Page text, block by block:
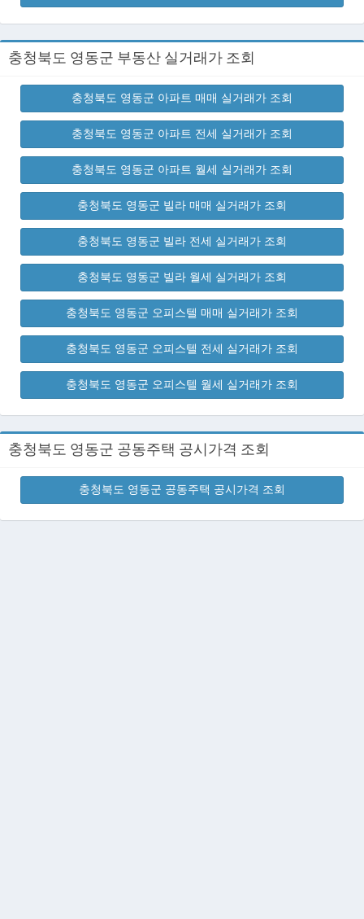
충청북도 영동군 부동산 실거래가 조회
충청북도 영동군 아파트 매매 실거래가 조회
충청북도 영동군 아파트 전세 실거래가 조회
충청북도 영동군 아파트 월세 실거래가 조회
충청북도 영동군 빌라 매매 실거래가 조회
충청북도 영동군 빌라 전세 실거래가 조회
충청북도 영동군 빌라 월세 실거래가 조회
충청북도 영동군 오피스텔 매매 실거래가 조회
충청북도 영동군 오피스텔 전세 실거래가 조회
충청북도 영동군 오피스텔 월세 실거래가 조회
충청북도 영동군 공동주택 공시가격 조회
충청북도 영동군 공동주택 공시가격 조회